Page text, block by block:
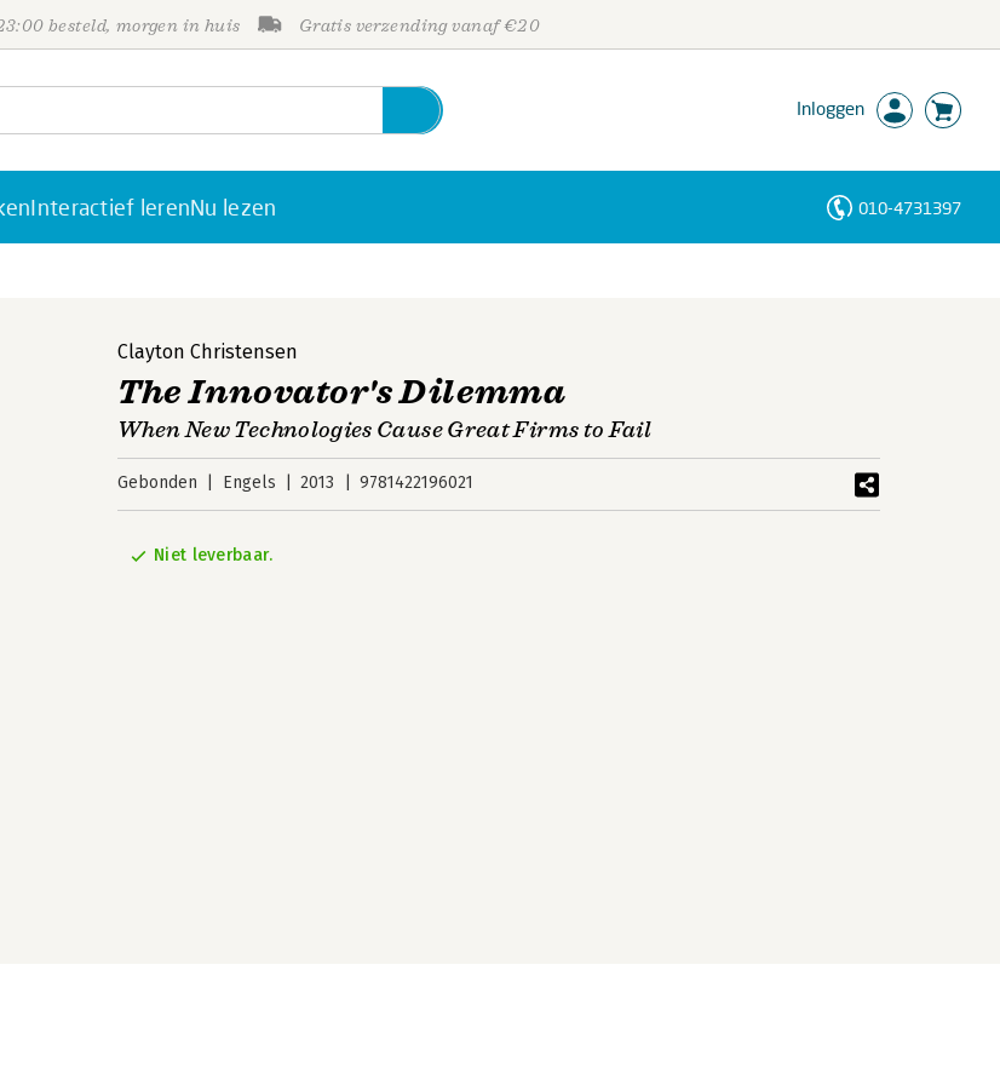
besteld, morgen in huis Gratis verzending vanaf €20
Inloggen
Interactief lerenNu lezen 010-4731397
Clayton Christensen
The Innovator's Dilemma
When New Technologies Cause Great Firms to Fail
Gebonden Engels 2013 9781422196021
Niet leverbaar.
Personen